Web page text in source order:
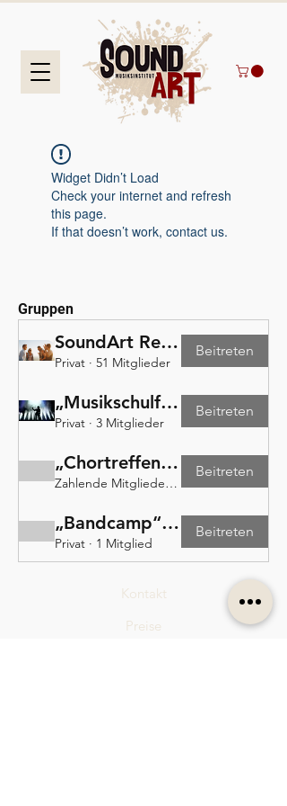
Widget Didn’t Load
Check your internet and refresh
this page.
If that doesn’t work, contact us.
Gruppen
SoundArt Release Gruppe
Privat · 51 Mitglieder
Beitreten
„Musikschulfeier 2022“-Gruppe
Privat · 3 Mitglieder
Beitreten
„Chortreffen“-Gruppe
Zahlende Mitglieder·
Beitreten
„Bandcamp“-Gruppe
Privat · 1 Mitglied
Beitreten
Kontakt
Preise